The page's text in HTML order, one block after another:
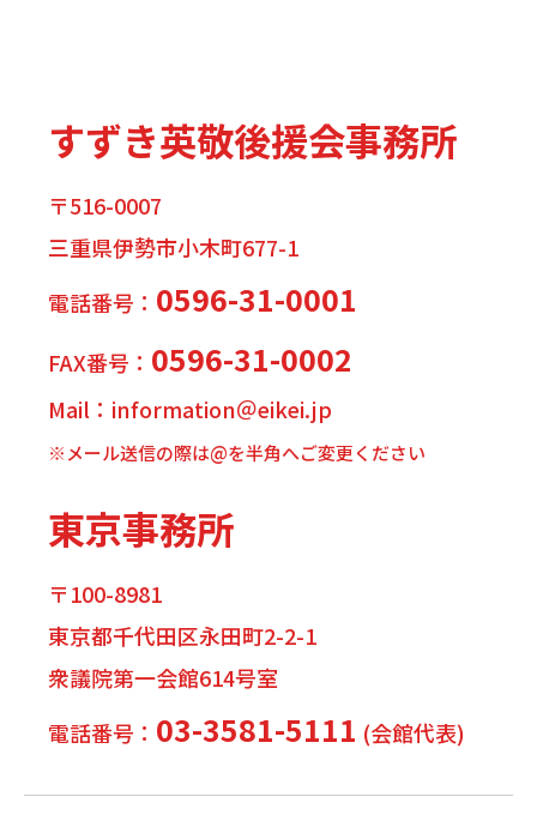
すずき英敬後援会事務所
〒516-0007
三重県伊勢市小木町677-1
電話番号： 0596-31-0001
FAX番号： 0596-31-0002
Mail：information＠eikei.jp
※メール送信の際は@を半角へご変更ください
東京事務所
〒100-8981
東京都千代田区永田町2-2-1
衆議院第一会館614号室
電話番号： 03-3581-5111 (会館代表)